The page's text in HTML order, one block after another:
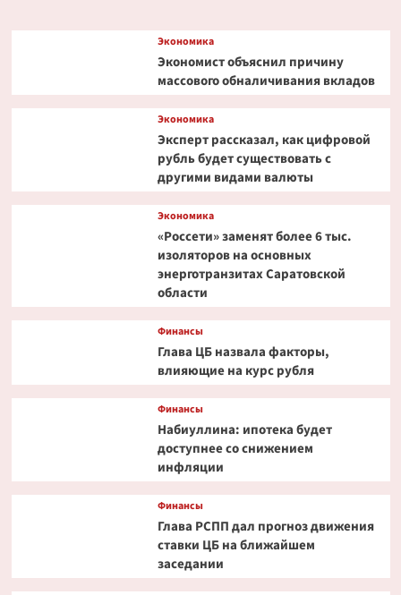
Экономика
Экономист объяснил причину
массового обналичивания вкладов
Экономика
Эксперт рассказал, как цифровой
рубль будет существовать с
другими видами валюты
Экономика
«Россети» заменят более 6 тыс.
изоляторов на основных
энерготранзитах Саратовской
области
Финансы
Глава ЦБ назвала факторы,
влияющие на курс рубля
Финансы
Набиуллина: ипотека будет
доступнее со снижением
инфляции
Финансы
Глава РСПП дал прогноз движения
ставки ЦБ на ближайшем
заседании